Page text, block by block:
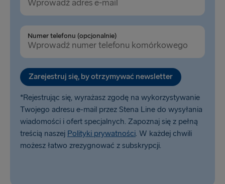
Rosslare → Fishguard
Liverpool → Belfast
Numer telefonu (opcjonalnie)
Zarejestruj się, by otrzymywać newsletter
*Rejestrując się, wyrażasz zgodę na wykorzystywanie
Twojego adresu e-mail przez Stena Line do wysyłania
wiadomości i ofert specjalnych. Zapoznaj się z pełną
treścią naszej Polityki prywatności. W każdej chwili
możesz łatwo zrezygnować z subskrypcji.